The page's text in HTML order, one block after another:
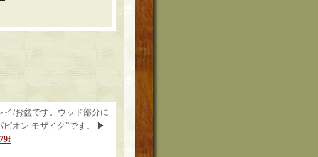
/お盆です。ウッド部分に
ピオン モザイク”です。 ▶